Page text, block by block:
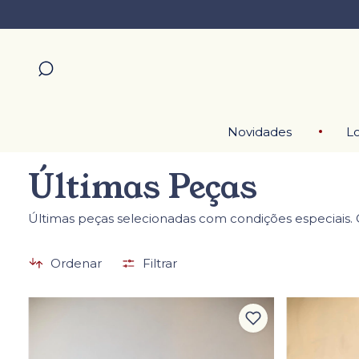
Novidades
Últimas Peças
Últimas peças selecionadas com condições
Ordenar Filtrar